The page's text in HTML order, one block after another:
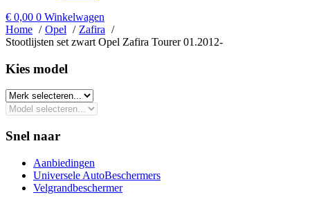
€ 0,00 0 Winkelwagen
Home
Opel
Zafira
Stootlijsten set zwart Opel Zafira Tourer 01.2012-
Kies model​
Snel naar
Aanbiedingen
Universele AutoBeschermers
Velgrandbeschermer